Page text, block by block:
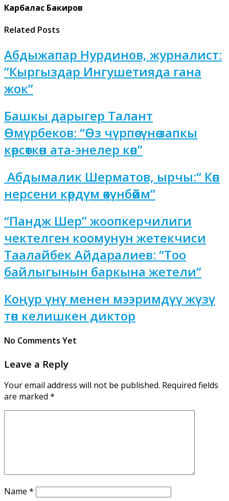
Карбалас Бакиров
Related Posts
Абдыжапар Нурдинов, журналист:
”Кыргыздар Ингушетияда гана
жок”
Башкы дарыгер Талант
Өмүрбеков: “Өз чүрпөсүнө запкы
көрсөткөн ата-энелер көп”
Абдымалик Шерматов, ырчы:“ Көп
нерсени көрдүм өкүнбөйм”
“Пандж Шер” жоопкерчилиги
чектелген коомунун жетекчиси
Таалайбек Айдаралиев: “Тоо
байлыгынын баркына жетели”
Коңур үнү менен мээримдүү жүзү
төп келишкен диктор
No Comments Yet
Leave a Reply
Your email address will not be published. Required fields
are marked *
Name *